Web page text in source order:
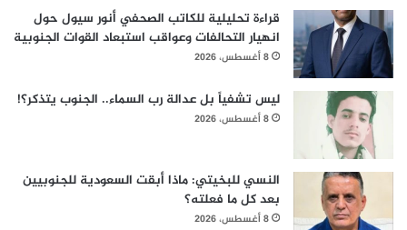
قراءة تحليلية للكاتب الصحفي أنور سيول حول
انهيار التحالفات وعواقب استبعاد القوات الجنوبية
8 أغسطس، 2026
ليس تشفياً بل عدالة رب السماء.. الجنوب يتذكر؟!
8 أغسطس، 2026
النسي للبخيتي: ماذا أبقت السعودية للجنوبيين
بعد كل ما فعلته؟
8 أغسطس، 2026